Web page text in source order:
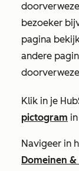
bezoeker
pagina
andere
Klik in je
pictogram
Navigeer in
Domeinen &